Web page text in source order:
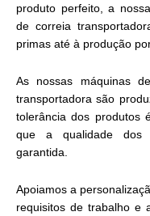
produto perfeito, a
de correia
primas até à produção
As nossas máquinas
transportadora são
tolerância dos produtos
que a qualidade dos
garantida.
Apoiamos a
requisitos de trabalho e